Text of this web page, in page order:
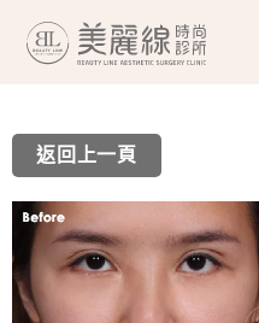
要
內
返回上一頁